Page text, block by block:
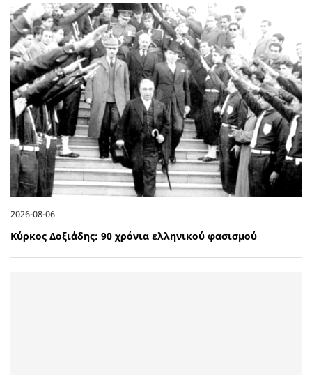
2026-08-06
Κύρκος Δοξιάδης: 90 χρόνια ελληνικού φασισμού